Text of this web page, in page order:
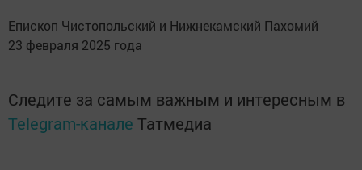
Епископ Чистопольский и Нижнекамский Пахомий
23 февраля 2025 года
Следите за самым важным и интересным в
Telegram-канале Татмедиа